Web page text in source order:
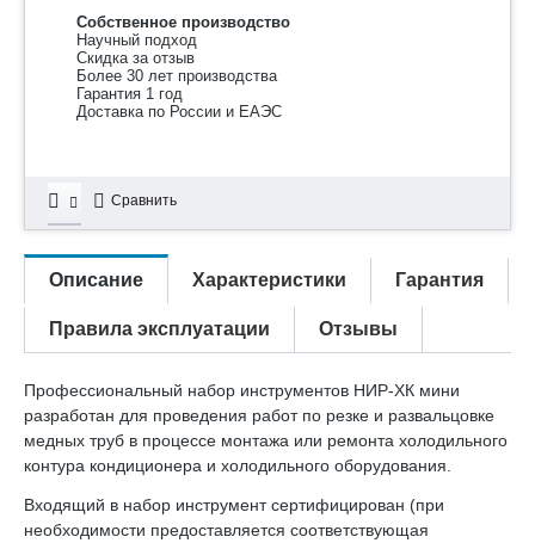
Собственное производство
Научный подход
Скидка за отзыв
Более 30 лет производства
Гарантия 1 год
Доставка по России и ЕАЭС
Сравнить
Описание Характеристики Гарантия
Правила эксплуатации Отзывы
Профессиональный набор инструментов НИР-ХК мини
разработан для проведения работ по резке и развальцовке
медных труб в процессе монтажа или ремонта холодильного
контура кондиционера и холодильного оборудования.
Входящий в набор инструмент сертифицирован (при
необходимости предоставляется соответствующая